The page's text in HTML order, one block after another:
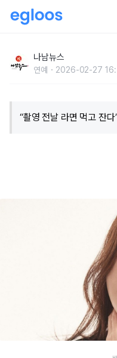
더니
나남뉴스
연예 2026-02-27
“촬영 전날 라면 먹고 잔